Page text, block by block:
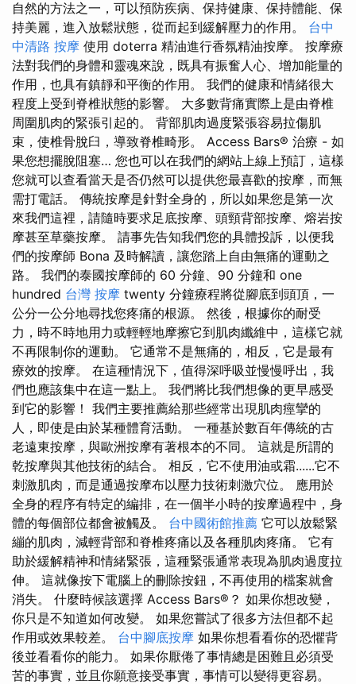
自然的方法之一，可以預防疾病、保持健康、保持體能、保
持美麗，進入放鬆狀態，從而起到緩解壓力的作用。 台中
中清路 按摩 使用 doterra 精油進行香氛精油按摩。 按摩療
法對我們的身體和靈魂來說，既具有振奮人心、增加能量的
作用，也具有鎮靜和平衡的作用。 我們的健康和情緒很大
程度上受到脊椎狀態的影響。 大多數背痛實際上是由脊椎
周圍肌肉的緊張引起的。 背部肌肉過度緊張容易拉傷肌
束，使椎骨脫臼，導致脊椎畸形。 Access Bars® 治療 - 如
果您想擺脫阻塞… 您也可以在我們的網站上線上預訂，這樣
您就可以查看當天是否仍然可以提供您最喜歡的按摩，而無
需打電話。 傳統按摩是針對全身的，所以如果您是第一次
來我們這裡，請隨時要求足底按摩、頭頸背部按摩、熔岩按
摩甚至草藥按摩。 請事先告知我們您的具體投訴，以便我
們的按摩師 Bona 及時解讀，讓您踏上自由無痛的運動之
路。 我們的泰國按摩師的 60 分鐘、90 分鐘和 one
hundred 台灣 按摩 twenty 分鐘療程將從腳底到頭頂，一
公分一公分地尋找您疼痛的根源。 然後，根據你的耐受
力，時不時地用力或輕輕地摩擦它到肌肉纖維中，這樣它就
不再限制你的運動。 它通常不是無痛的，相反，它是最有
療效的按摩。 在這種情況下，值得深呼吸並慢慢呼出，我
們也應該集中在這一點上。 我們將比我們想像的更早感受
到它的影響！ 我們主要推薦給那些經常出現肌肉痙攣的
人，即使是由於某種體育活動。 一種基於數百年傳統的古
老遠東按摩，與歐洲按摩有著根本的不同。 這就是所謂的
乾按摩與其他技術的結合。 相反，它不使用油或霜......它不
刺激肌肉，而是通過按摩布以壓力技術刺激穴位。 應用於
全身的程序有特定的編排，在一個半小時​​的按摩過程中，身
體的每個部位都會被觸及。 台中國術館推薦 它可以放鬆緊
繃的肌肉，減輕背部和脊椎疼痛以及各種肌肉疼痛。 它有
助於緩解精神和情緒緊張，這種緊張通常表現為肌肉過度拉
伸。 這就像按下電腦上的刪除按鈕，不再使用的檔案就會
消失。 什麼時候該選擇 Access Bars®？ 如果你想改變，
你只是不知道如何改變。 如果您嘗試了很多方法但都不起
作用或效果較差。 台中腳底按摩 如果你想看看你的恐懼背
後並看看你的能力。 如果你厭倦了事情總是困難且必須受
苦的事實，並且你願意接受事實，事情可以變得更容易。